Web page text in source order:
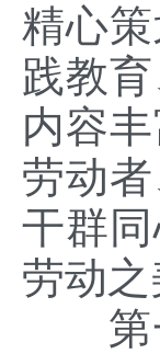
精心
践教
内容
劳动
干群
劳动